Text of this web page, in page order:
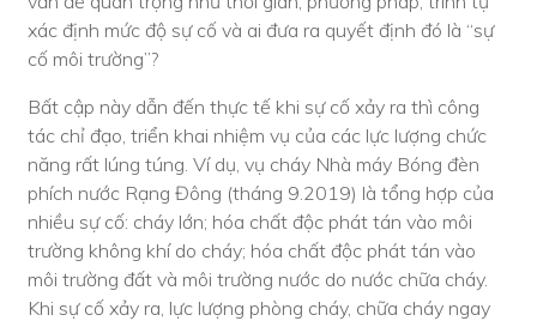
xác định mức độ sự cố và ai đưa ra quyết định đó là “sự
cố môi trường”?
Bất cập này dẫn đến thực tế khi sự cố xảy ra thì công
tác chỉ đạo, triển khai nhiệm vụ của các lực lượng chức
năng rất lúng túng. Ví dụ, vụ cháy Nhà máy Bóng đèn
phích nước Rạng Đông (tháng 9.2019) là tổng hợp của
nhiều sự cố: cháy lớn; hóa chất độc phát tán vào môi
trường không khí do cháy; hóa chất độc phát tán vào
môi trường đất và môi trường nước do nước chữa cháy.
Khi sự cố xảy ra, lực lượng phòng cháy, chữa cháy ngay